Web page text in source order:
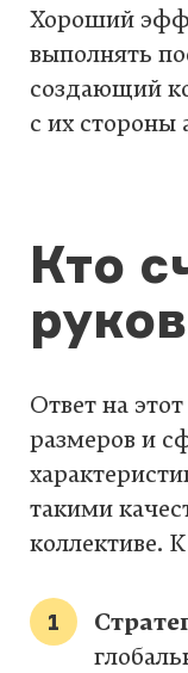
Хороший
выполнять
создающий
с их стороны
Кто
Ответ на
размеров и
такими
коллективе.